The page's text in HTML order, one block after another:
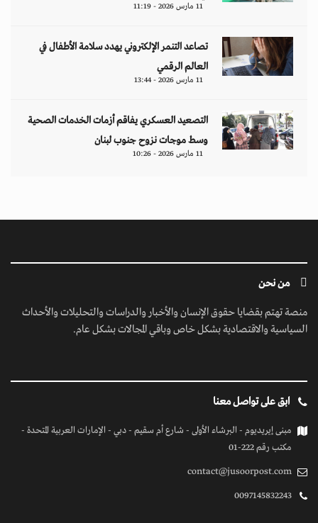
11 مارس 2026 - 11:19
تصاعد التنمر الإلكتروني يهدد سلامة الأطفال في
العالم الرقمي
11 مارس 2026 - 13:44
التصعيد العسكري يفاقم أزمات الخدمات الصحية
وسط موجات نزوح جنوب لبنان
11 مارس 2026 - 10:26
من نحن
منصة تهتم بقضايا حقوق الإنسان والأخبار والدراسات والتحليلات والأحداث
السياسية والاقتصادية بشكل خاص وباقي المجالات بشكل عام.
ابق على تواصل معنا
مبنى إيريديوم - البرشاء الأولى - شارع أم سقيم - دبي - الإمارات العربية المتحدة -
مكتب رقم 222-01
contact@jusoorpost.com
0097145832243